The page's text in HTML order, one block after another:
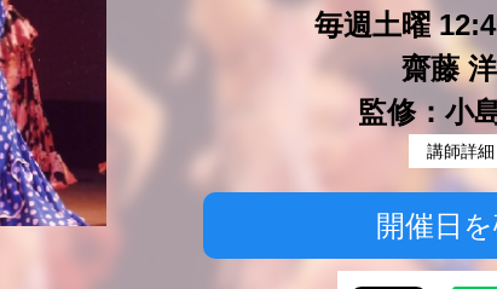
毎週土曜
齋藤
監修：小
講師詳
開催日